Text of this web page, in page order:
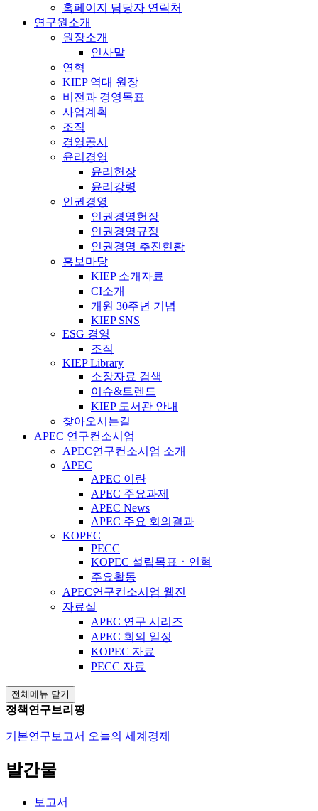
홈페이지 담당자 연락처
연구원소개
원장소개
인사말
연혁
KIEP 역대 원장
비전과 경영목표
사업계획
조직
경영공시
윤리경영
윤리헌장
윤리강령
인권경영
인권경영헌장
인권경영규정
인권경영 추진현황
홍보마당
KIEP 소개자료
CI소개
개원 30주년 기념
KIEP SNS
ESG 경영
조직
KIEP Library
소장자료 검색
이슈&트렌드
KIEP 도서관 안내
찾아오시는길
APEC 연구컨소시엄
APEC연구컨소시엄 소개
APEC
APEC 이란
APEC 주요과제
APEC News
APEC 주요 회의결과
KOPEC
PECC
KOPEC 설립목표ㆍ연혁
주요활동
APEC연구컨소시엄 웹진
자료실
APEC 연구 시리즈
APEC 회의 일정
KOPEC 자료
PECC 자료
전체메뉴 닫기
정책연구브리핑
기본연구보고서 오늘의 세계경제
발간물
보고서